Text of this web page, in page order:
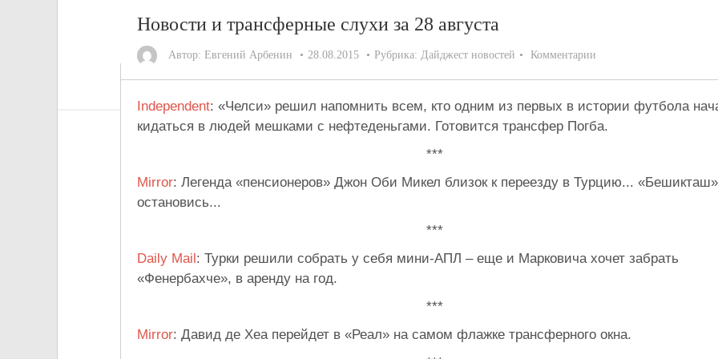
Новости и трансферные слухи за 28 августа
Автор: Евгений Арбенин 28.08.2015 Рубрика: Дайджест новостей Комментарии
Independent: «Челси» решил напомнить всем, кто одним из первых в истории футбола
кидаться в людей мешками с нефтеденьгами. Готовится трансфер Погба.
***
Mirror: Легенда «пенсионеров» Джон Оби Микел близок к переезду в Турцию...
остановись...
***
Daily Mail: Турки решили собрать у себя мини-АПЛ – еще и Марковича хочет забрать
«Фенербахче», в аренду на год.
***
Mirror: Давид де Хеа перейдет в «Реал» на самом флажке трансферного окна.